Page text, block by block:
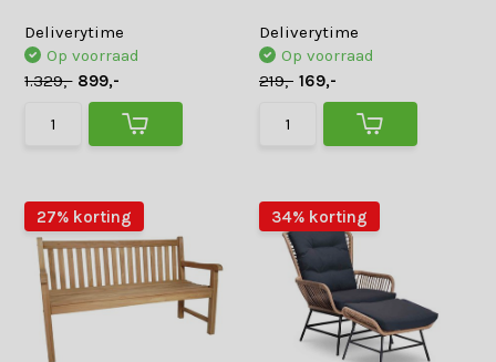
Deliverytime
Op voorraad
1.329,- 899,-
Deliverytime
Op voorraad
219,- 169,-
27% korting 34% korting